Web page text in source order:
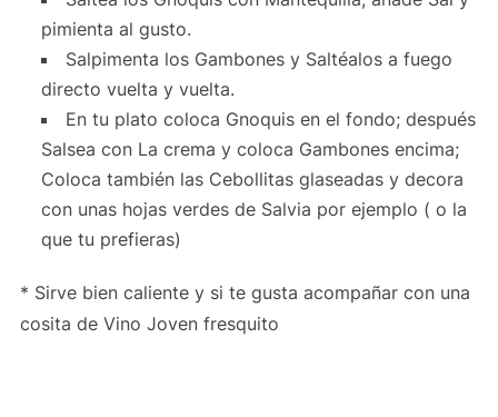
pimienta al gusto.
Salpimenta los Gambones y Saltéalos a fuego
directo vuelta y vuelta.
En tu plato coloca Gnoquis en el fondo; después
Salsea con La crema y coloca Gambones encima;
Coloca también las Cebollitas glaseadas y decora
con unas hojas verdes de Salvia por ejemplo ( o la
que tu prefieras)
* Sirve bien caliente y si te gusta acompañar con una
cosita de Vino Joven fresquito